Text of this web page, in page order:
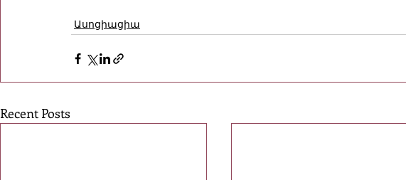
Ասոցիացիա
Recent Posts